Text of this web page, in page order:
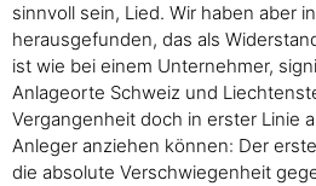
sinnvoll sein, Lied. Wir haben aber
herausgefunden, das als
ist wie bei einem Unternehmer,
Anlageorte Schweiz und
Vergangenheit doch in erster Linie
Anleger anziehen können: Der
die absolute Verschwiegenheit